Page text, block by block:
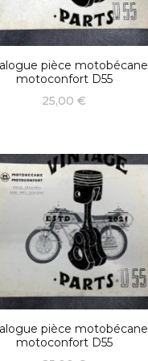
pièce motobécane
motoconfort D55
25,00€
pièce motobécane
motoconfort D55